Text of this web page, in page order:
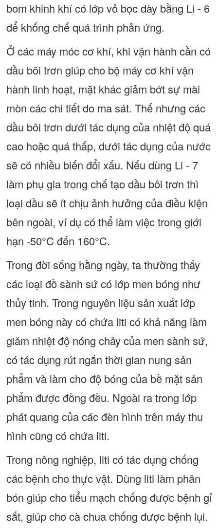
bom khinh khí có lớp vỏ bọc dày bằng Li - 6
để khống chế quá trình phản ứng.
Ở các máy móc cơ khí, khi vận hành cần có
dầu bôi trơn giúp cho bộ máy cơ khí vận
hành linh hoạt, mặt khác giảm bớt sự mài
mòn các chi tiết do ma sát. Thế nhưng các
dầu bôi trơn dưới tác dụng của nhiệt độ quá
cao hoặc quá thấp, dưới tác dụng của nước
sẽ có nhiều biến đổi xấu. Nếu dùng Li - 7
làm phụ gia trong chế tạo dầu bôi trơn thì
loại dầu sẽ ít chịu ảnh hưởng của điều kiện
bên ngoài, ví dụ có thể làm việc trong giới
hạn -50°C đến 160°C.
Trong đời sống hằng ngày, ta thường thấy
các loại đồ sành sứ có lớp men bóng như
thủy tinh. Trong nguyên liệu sản xuất lớp
men bóng này có chứa liti có khả năng làm
giảm nhiệt độ nóng chảy của men sành sứ,
có tác dụng rút ngắn thời gian nung sản
phẩm và làm cho độ bóng của bề mặt sản
phẩm được đồng đều. Ngoài ra trong lớp
phát quang của các đèn hình trên máy thu
hình cũng có chứa liti.
Trong nông nghiệp, liti có tác dụng chống
các bệnh cho thực vật. Dùng liti làm phân
bón giúp cho tiểu mạch chống được bệnh gỉ
sắt, giúp cho cà chua chống được bệnh lụi.